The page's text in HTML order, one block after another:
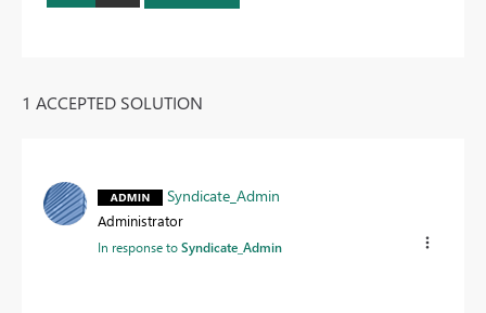
1 ACCEPTED SOLUTION
Syndicate_Admin
Administrator
In response toSyndicate_Admin